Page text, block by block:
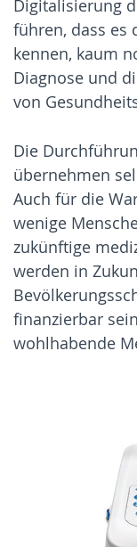
Digitalisierung
führen, dass es
kennen, kaum
Diagnose und
von
Die
übernehmen
Auch für die
wenige
zukünftige
werden in
finanzierbar
wohlhabende